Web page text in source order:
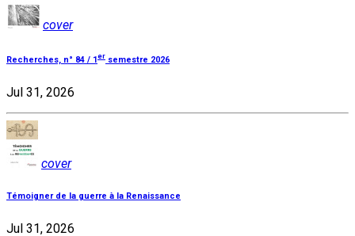
cover
Recherches, n° 84 / 1er semestre 2026
Jul 31, 2026
cover
Témoigner de la guerre à la Renaissance
Jul 31, 2026